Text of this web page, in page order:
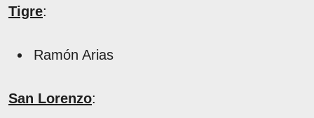
Tigre:
Ramón Arias
San Lorenzo: